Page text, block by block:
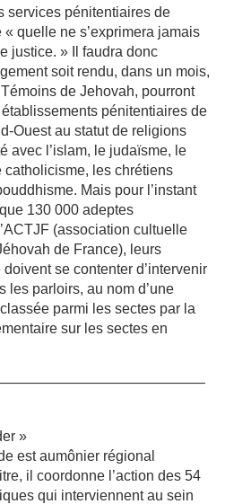
services pénitentiaires de
quelle ne s’exprimera jamais
justice. » Il faudra donc
soit rendu, dans un mois,
de Jehovah, pourront
pénitentiaires de
Ouest au statut de religions
avec l’islam, le judaïsme, le
catholicisme, les chrétiens
Mais pour l’instant
130 000 adeptes
(association cultuelle
de France), leurs
se contenter d’intervenir
les parloirs, au nom d’une
parmi les sectes par la
sur les sectes en
»
est aumônier régional
il coordonne l’action des 54
qui interviennent au sein